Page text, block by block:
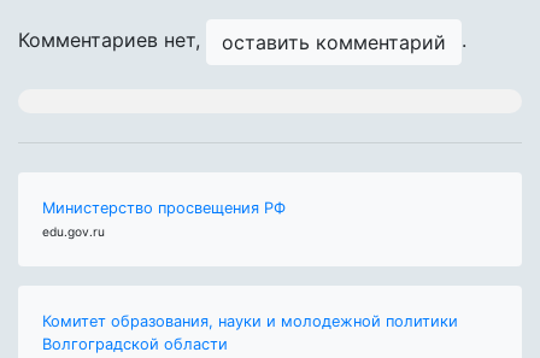
Комментариев нет, оставить комментарий .
Министерство просвещения РФ
edu.gov.ru
Комитет образования, науки и молодежной политики
Волгоградской области